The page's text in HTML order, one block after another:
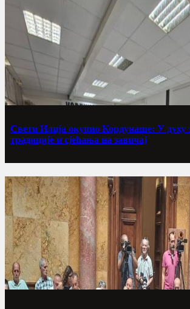
Свети Илија окупио Кордунаше: У духу
традиције и сјећања на завичај